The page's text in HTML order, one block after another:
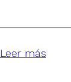
Leer más